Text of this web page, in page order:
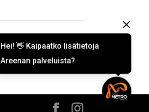
Hei! 👋 Kaipaatko lisätietoja
Areenan palveluista?